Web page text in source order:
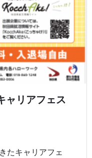
ャリアフェス
たキャリアフェ